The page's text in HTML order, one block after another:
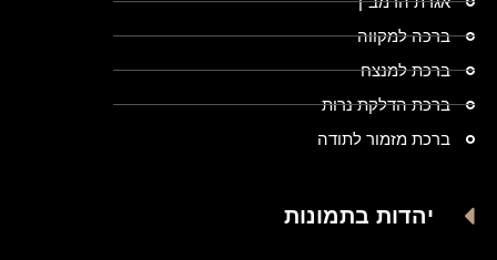
ברכה למקווה
ברכת למנצח
ברכת הדלקת נרות
ברכת מזמור לתודה
יהדות בתמונות